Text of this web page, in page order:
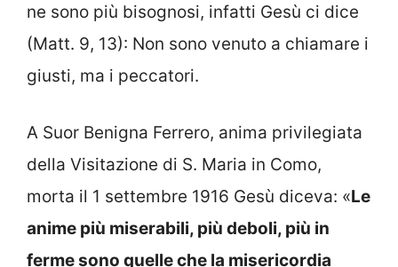
ne sono più bisognosi, infatti Gesù ci dice
(Matt. 9, 13): Non sono venuto a chiamare i
giusti, ma i peccatori.
A Suor Benigna Ferrero, anima privilegiata
della Visitazione di S. Maria in Como,
morta il 1 settembre 1916 Gesù diceva: «Le
anime più miserabili, più deboli, più in
ferme sono quelle che la misericordia